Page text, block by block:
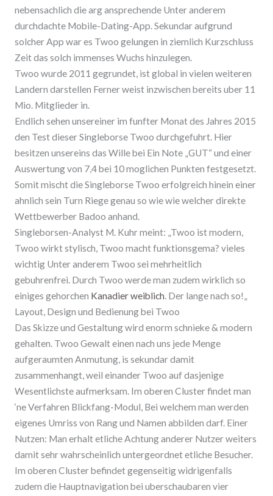
nebensachlich die arg ansprechende Unter anderem
durchdachte Mobile-Dating-App. Sekundar aufgrund
solcher App war es Twoo gelungen in ziemlich Kurzschluss
Zeit das solch immenses Wuchs hinzulegen.
Twoo wurde 2011 gegrundet, ist global in vielen weiteren
Landern darstellen Ferner weist inzwischen bereits uber 11
Mio. Mitglieder in.
Endlich sehen unsereiner im funfter Monat des Jahres 2015
den Test dieser Singleborse Twoo durchgefuhrt. Hier
besitzen unsereins das Wille bei Ein Note „GUT“ und einer
Auswertung von 7,4 bei 10 moglichen Punkten festgesetzt.
Somit mischt die Singleborse Twoo erfolgreich hinein einer
ahnlich sein Turn Riege genau so wie wie welcher direkte
Wettbewerber Badoo anhand.
Singleborsen-Analyst M. Kuhr meint: „Twoo ist modern,
Twoo wirkt stylisch, Twoo macht funktionsgema? vieles
wichtig Unter anderem Twoo sei mehrheitlich
gebuhrenfrei. Durch Twoo werde man zudem wirklich so
einiges gehorchen Kanadier weiblich. Der lange nach so!„
Layout, Design und Bedienung bei Twoo
Das Skizze und Gestaltung wird enorm schnieke & modern
gehalten. Twoo Gewalt einen nach uns jede Menge
aufgeraumten Anmutung, is sekundar damit
zusammenhangt, weil einander Twoo auf dasjenige
Wesentlichste aufmerksam. Im oberen Cluster findet man
‘ne Verfahren Blickfang-Modul, Bei welchem man werden
eigenes Umriss von Rang und Namen abbilden darf. Einer
Nutzen: Man erhalt etliche Achtung anderer Nutzer weiters
damit sehr wahrscheinlich untergeordnet etliche Besucher.
Im oberen Cluster befindet gegenseitig widrigenfalls
zudem die Hauptnavigation bei uberschaubaren vier